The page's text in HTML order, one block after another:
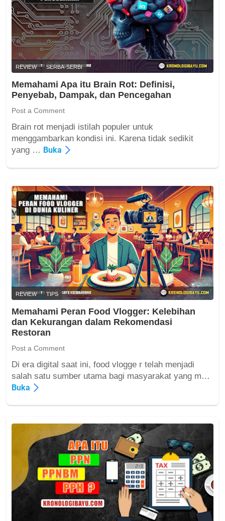
G
e
n
r
a
s
i
M
a
?
n
a
p
a
i
A
y
a
D
i
s
u
a
i
B
a
n
y
a
k
O
r
a
n
g
REVIEW SERBA-SERBI
Memahami Apa itu Brain Rot: Definisi,
Penyebab, Dampak, dan Pencegahan
Post a Comment
Brain rot menjadi istilah populer untuk
menggambarkan kondisi ini. Karena tidak sedikit
yang … Buka
M
e
a
a
m
i
A
p
a
i
t
u
B
a
i
R
t
:
e
i
n
i
,
P
e
REVIEW TIPS
Memahami Peran Food Vlogger: Kelebihan
dan Kekurangan dalam Rekomendasi
Restoran
Post a Comment
Di era digital saat ini, food vlogge r telah menjadi
salah satu sumber utama bagi masyarakat yang m…
Buka
M
e
a
m
P